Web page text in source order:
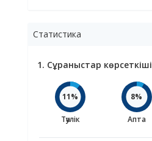
Статистика
1. Сұраныстар көрсеткіші
11%
Тәулік
8%
Апта